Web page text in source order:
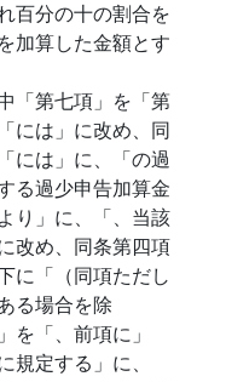
百分の十の割合を
加算した金額とす
「第七項」を「第
には」に改め、同
には」に、「の過
る過少申告加算金
り」に、「、当該
改め、同条第四項
に「（同項ただし
る場合を除
を「、前項に」
定する」に、